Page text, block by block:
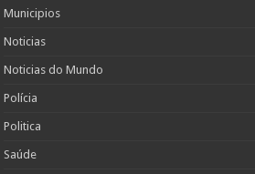
Municipios
Noticias
Noticias do Mundo
Polícia
Politica
Saúde